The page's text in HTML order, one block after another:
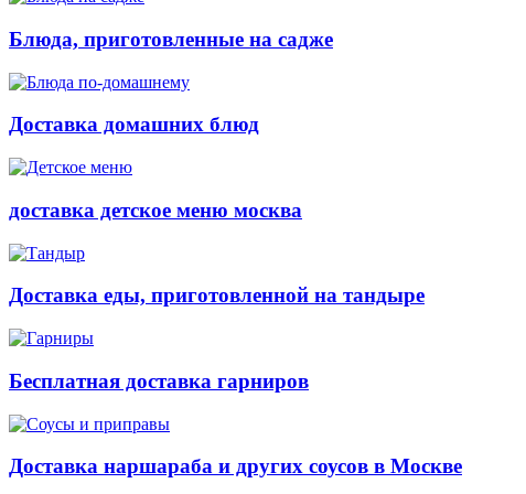
Блюда, приготовленные на садже
Доставка домашних блюд
доставка детское меню москва
Доставка еды, приготовленной на тандыре
Бесплатная доставка гарниров
Доставка наршараба и других соусов в Москве